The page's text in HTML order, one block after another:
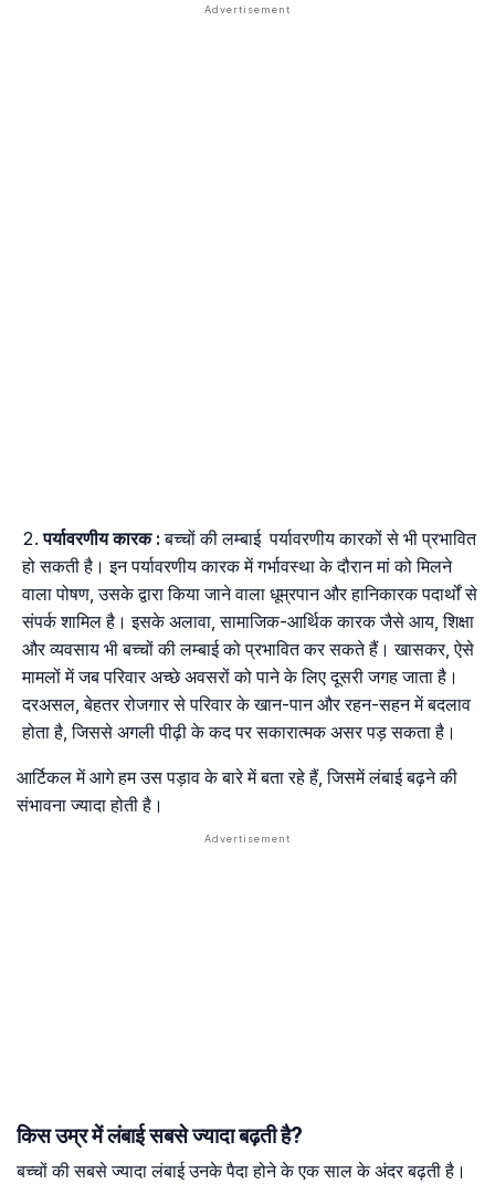
पर्यावरणीय कारक :बच्चों की लम्बाई पर्यावरणीय कारकों से भी प्रभावित
हो सकती है। इन पर्यावरणीय कारक में गर्भावस्था के दौरान मां को मिलने
वाला पोषण, उसके द्वारा किया जाने वाला धूम्रपान और हानिकारक पदार्थों से
संपर्क शामिल है। इसके अलावा, सामाजिक-आर्थिक कारक जैसे आय, शिक्षा
और व्यवसाय भी बच्चों की लम्बाई को प्रभावित कर सकते हैं। खासकर, ऐसे
मामलों में जब परिवार अच्छे अवसरों को पाने के लिए दूसरी जगह जाता है।
दरअसल, बेहतर रोजगार से परिवार के खान-पान और रहन-सहन में बदलाव
होता है, जिससे अगली पीढ़ी के कद पर सकारात्मक असर पड़ सकता है।
आर्टिकल में आगे हम उस पड़ाव के बारे में बता रहे हैं, जिसमें लंबाई बढ़ने की
संभावना ज्यादा होती है।
किस उम्र में लंबाई सबसे ज्यादा बढ़ती है?
बच्चों की सबसे ज्यादा लंबाई उनके पैदा होने के एक साल के अंदर बढ़ती है।